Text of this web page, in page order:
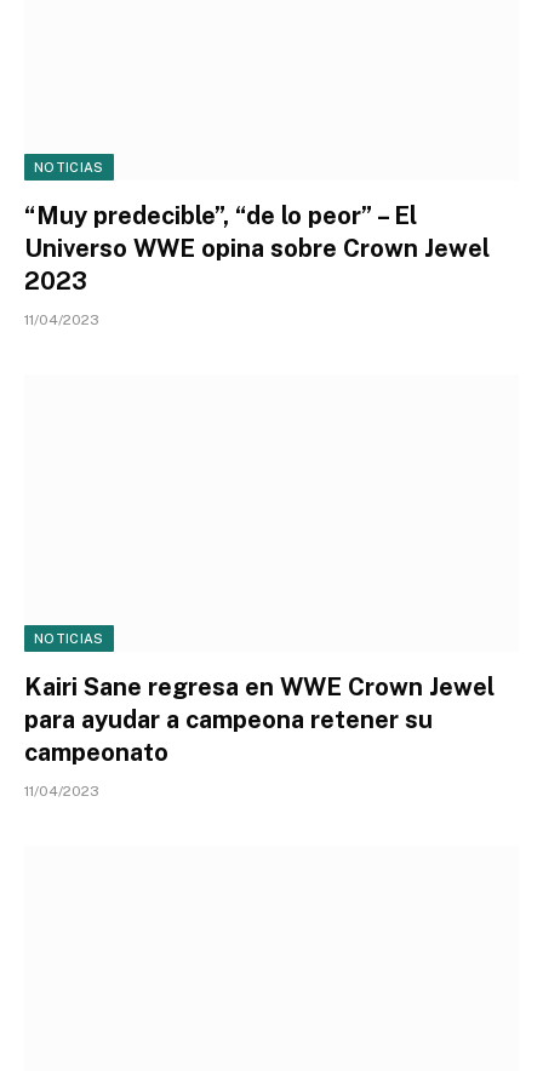
NOTICIAS
“Muy predecible”, “de lo peor” – El
Universo WWE opina sobre Crown Jewel
2023
11/04/2023
NOTICIAS
Kairi Sane regresa en WWE Crown Jewel
para ayudar a campeona retener su
campeonato
11/04/2023